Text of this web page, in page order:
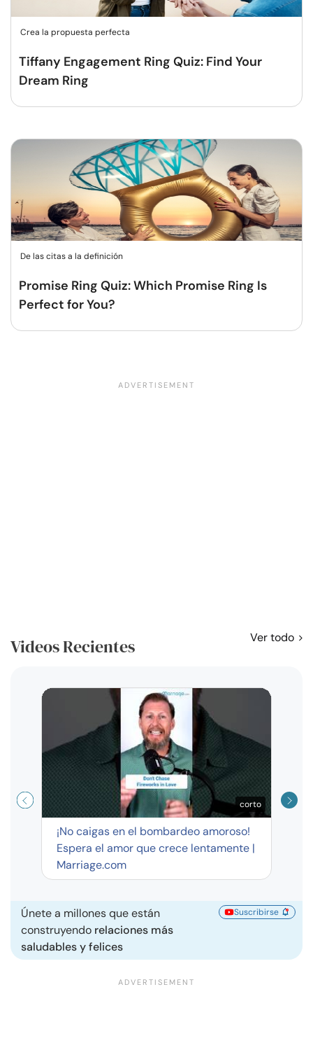
Crea la propuesta perfecta
Tiffany Engagement Ring Quiz: Find Your
Dream Ring
De las citas a la definición
Promise Ring Quiz: Which Promise Ring Is
Perfect for You?
Videos Recientes Ver todo
corto
¡No caigas en el bombardeo amoroso!
Espera el amor que crece lentamente |
Marriage.com
Únete a millones que están
construyendo relaciones más
saludables y felices
Suscribirse